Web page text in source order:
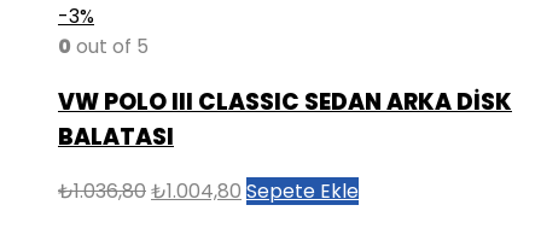
-3%
0 out of 5
VW POLO III CLASSIC SEDAN ARKA DİSK
BALATASI
₺1.036,80Orijinal
₺1.004,80 Şu
Sepete Ekle